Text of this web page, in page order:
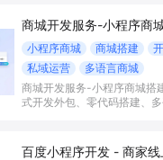
私域运营场景，提升获客与复
增长。
商城开发服务-小程序商
小程序商城 商城搭建
私域运营
多语言商城
商城开发服务-小程序商城搭
式开发外包、零代码搭建、
实现低成本获客、提升复购
百度小程序开发 - 商家线